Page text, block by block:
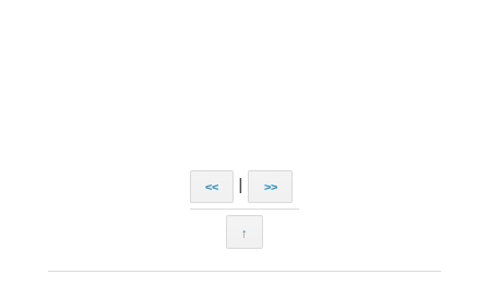
<< >>
↑